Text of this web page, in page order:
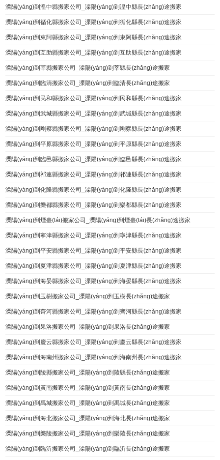
溧陽(yáng)到湟中縣搬家公司_溧陽(yáng)到湟中縣長(zhǎng)途搬家
溧陽(yáng)到循化縣搬家公司_溧陽(yáng)到循化縣長(zhǎng)途搬家
溧陽(yáng)到東阿縣搬家公司_溧陽(yáng)到東阿縣長(zhǎng)途搬家
溧陽(yáng)到互助縣搬家公司_溧陽(yáng)到互助縣長(zhǎng)途搬家
溧陽(yáng)到莘縣搬家公司_溧陽(yáng)到莘縣長(zhǎng)途搬家
溧陽(yáng)到臨清搬家公司_溧陽(yáng)到臨清長(zhǎng)途搬家
溧陽(yáng)到民和縣搬家公司_溧陽(yáng)到民和縣長(zhǎng)途搬家
溧陽(yáng)到武城縣搬家公司_溧陽(yáng)到武城縣長(zhǎng)途搬家
溧陽(yáng)到剛察縣搬家公司_溧陽(yáng)到剛察縣長(zhǎng)途搬家
溧陽(yáng)到平原縣搬家公司_溧陽(yáng)到平原縣長(zhǎng)途搬家
溧陽(yáng)到臨邑縣搬家公司_溧陽(yáng)到臨邑縣長(zhǎng)途搬家
溧陽(yáng)到祁連縣搬家公司_溧陽(yáng)到祁連縣長(zhǎng)途搬家
溧陽(yáng)到化隆縣搬家公司_溧陽(yáng)到化隆縣長(zhǎng)途搬家
溧陽(yáng)到樂都縣搬家公司_溧陽(yáng)到樂都縣長(zhǎng)途搬家
溧陽(yáng)到煙臺(tái)搬家公司_溧陽(yáng)到煙臺(tái)長(zhǎng)途搬家
溧陽(yáng)到寧津縣搬家公司_溧陽(yáng)到寧津縣長(zhǎng)途搬家
溧陽(yáng)到平安縣搬家公司_溧陽(yáng)到平安縣長(zhǎng)途搬家
溧陽(yáng)到夏津縣搬家公司_溧陽(yáng)到夏津縣長(zhǎng)途搬家
溧陽(yáng)到海晏縣搬家公司_溧陽(yáng)到海晏縣長(zhǎng)途搬家
溧陽(yáng)到玉樹搬家公司_溧陽(yáng)到玉樹長(zhǎng)途搬家
溧陽(yáng)到齊河縣搬家公司_溧陽(yáng)到齊河縣長(zhǎng)途搬家
溧陽(yáng)到果洛搬家公司_溧陽(yáng)到果洛長(zhǎng)途搬家
溧陽(yáng)到慶云縣搬家公司_溧陽(yáng)到慶云縣長(zhǎng)途搬家
溧陽(yáng)到海南州搬家公司_溧陽(yáng)到海南州長(zhǎng)途搬家
溧陽(yáng)到陵縣搬家公司_溧陽(yáng)到陵縣長(zhǎng)途搬家
溧陽(yáng)到黃南搬家公司_溧陽(yáng)到黃南長(zhǎng)途搬家
溧陽(yáng)到禹城搬家公司_溧陽(yáng)到禹城長(zhǎng)途搬家
溧陽(yáng)到海北搬家公司_溧陽(yáng)到海北長(zhǎng)途搬家
溧陽(yáng)到樂陵搬家公司_溧陽(yáng)到樂陵長(zhǎng)途搬家
溧陽(yáng)到臨沂搬家公司_溧陽(yáng)到臨沂長(zhǎng)途搬家